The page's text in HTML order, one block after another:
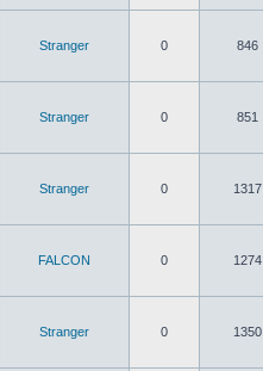
Stranger 0 846
Stranger 0 851
Stranger 0 1317
FALCON 0 1274
Stranger 0 1350